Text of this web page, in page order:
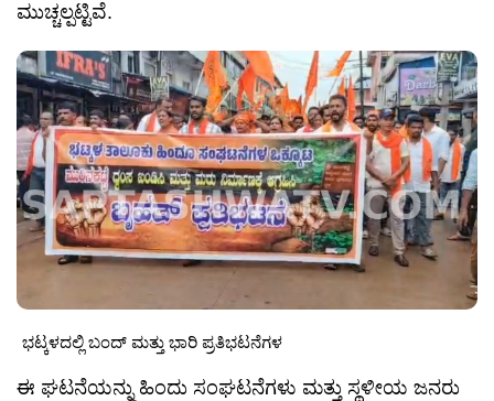
ಮುಚ್ಚಲ್ಪಟ್ಟಿವೆ.
ಭಟ್ಕಳದಲ್ಲಿ ಬಂದ್ ಮತ್ತು ಭಾರಿ ಪ್ರತಿಭಟನೆಗಳ
ಈ ಘಟನೆಯನ್ನು ಹಿಂದು ಸಂಘಟನೆಗಳು ಮತ್ತು ಸ್ಥಳೀಯ ಜನರು